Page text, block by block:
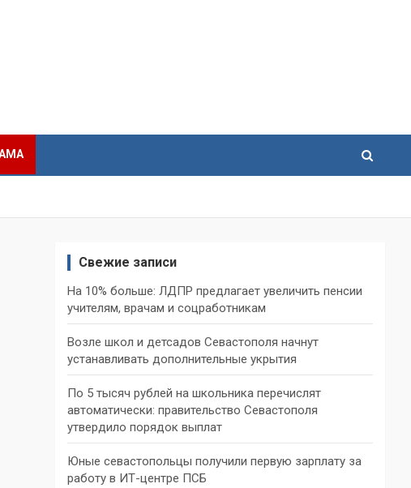
Свежие записи
На 10% больше: ЛДПР предлагает увеличить пенсии
учителям, врачам и соцработникам
Возле школ и детсадов Севастополя начнут
устанавливать дополнительные укрытия
По 5 тысяч рублей на школьника перечислят
автоматически: правительство Севастополя
утвердило порядок выплат
Юные севастопольцы получили первую зарплату за
работу в ИТ-центре ПСБ